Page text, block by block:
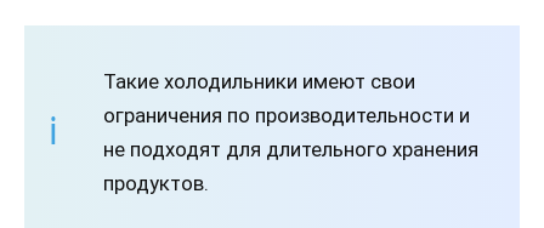
Такие холодильники имеют свои
ограничения по производительности и
не подходят для длительного хранения
продуктов.